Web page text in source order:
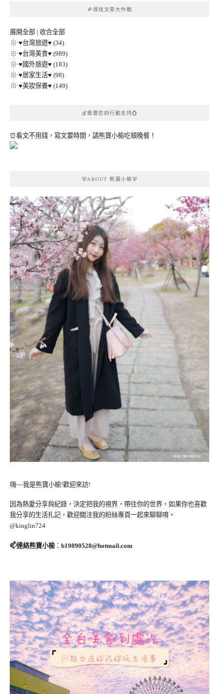
🔎尋找文章大作戰
展開全部 | 收合全部
♥台灣旅遊♥ (34)
♥台灣美食♥ (989)
♥國外旅遊♥ (183)
♥居家生活♥ (98)
♥美妝保養♥ (149)
💰需要您的行動支持💍
⏰看文不用錢，寫文要時間，請熊寶小榆吃頓晚餐！
🐻ABOUT 熊寶小榆🐻
嗨~~我是熊寶小榆!歡迎來訪!
因為熱愛分享與紀錄，決定把我的視界，帶往你的世界，如果你也喜歡
我分享的生活扎記，歡迎關注我的粉絲專頁一起來聊聊唷。
@kinglin724
📫連絡熊寶小榆： b19890528@hotmail.com